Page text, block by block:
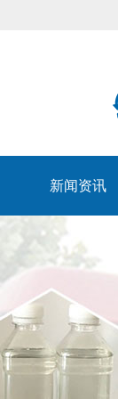
新闻资讯